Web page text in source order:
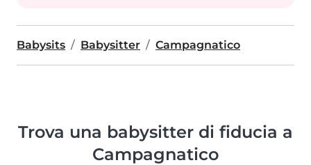
Babysits Babysitter Campagnatico
Trova una babysitter di fiducia a
Campagnatico